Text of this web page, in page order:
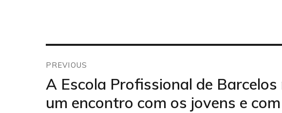
Navegação
artigos
PREVIOUS
Previous
post:
A Escola Profissional de
um encontro com os jovens e